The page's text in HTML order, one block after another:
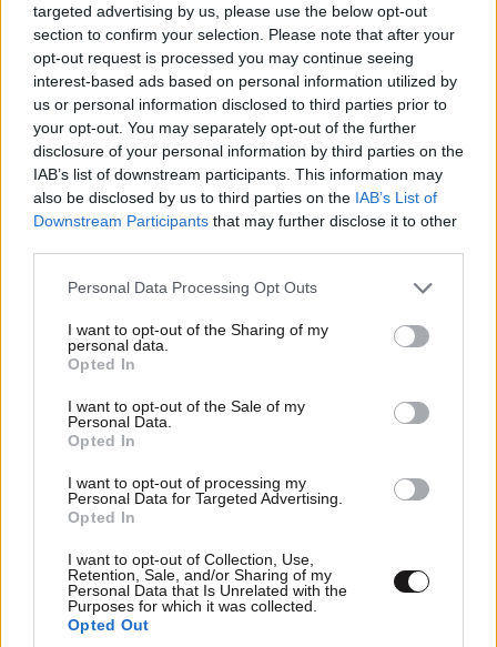
targeted advertising by us, please use the below opt-out
section to confirm your selection. Please note that after your
opt-out request is processed you may continue seeing
interest-based ads based on personal information utilized by
us or personal information disclosed to third parties prior to
your opt-out. You may separately opt-out of the further
disclosure of your personal information by third parties on the
IAB’s list of downstream participants. This information may
also be disclosed by us to third parties on the IAB’s List of
Downstream Participants that may further disclose it to other
Please note that this website/app uses one or more Google
not limited to your visit or usage behaviour. You may click to
grant or deny consent to Google and its third-party tags to
use your data for below specified purposes in below Google
consent section.
Personal Data Processing Opt Outs
I want to opt-out of the Sharing of my
personal data.
Opted In
I want to opt-out of the Sale of my
Personal Data.
Opted In
I want to opt-out of processing my
Personal Data for Targeted Advertising.
Opted In
I want to opt-out of Collection, Use,
Retention, Sale, and/or Sharing of my
Personal Data that Is Unrelated with the
Purposes for which it was collected.
Opted Out
LIFESTYLE10·08·2026 18:10
Το καλοκαιρινό ραντεβού του Nicholas Gage με
τον τόπο καταγωγής του, στην Ήπειρο